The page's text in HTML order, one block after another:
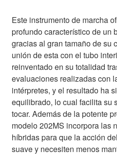
Este instrumento de marcha
profundo característico de un
gracias al gran tamaño de su
unión de esta con el tubo
reinventado en su totalidad
evaluaciones realizadas con
intérpretes, y el resultado ha
equilibrado, lo cual facilita su
tocar. Además de la potente
modelo 202MS incorpora las
híbridas para que la acción
suave y necesiten menos